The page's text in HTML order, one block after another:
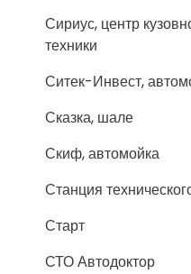
Сириус, центр
техники
Ситек-Инвест,
Сказка, шале
Скиф, автомойка
Станция
Старт
СТО Автодоктор